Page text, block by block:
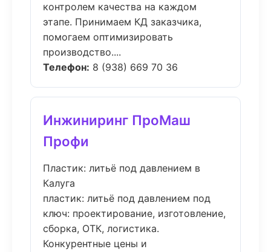
контролем качества на каждом
этапе. Принимаем КД заказчика,
помогаем оптимизировать
производство....
Телефон: 8 (938) 669 70 36
Инжиниринг ПроМаш
Профи
Пластик: литьё под давлением в
Калуга
пластик: литьё под давлением под
ключ: проектирование, изготовление,
сборка, ОТК, логистика.
Конкурентные цены и